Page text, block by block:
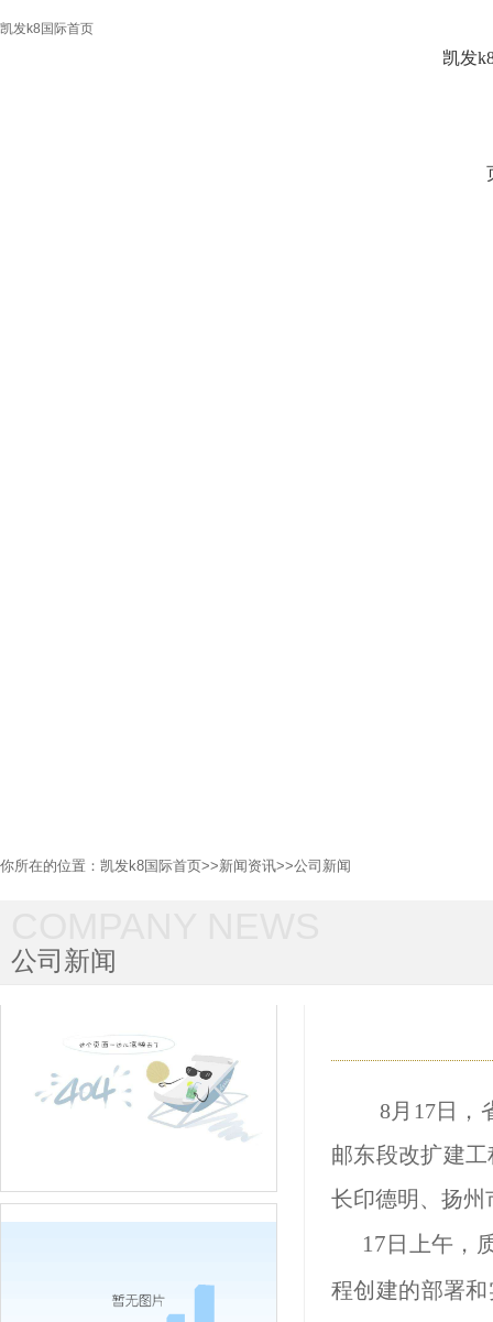
凯发k8国际首页
凯发
你所在的位置： 凯发k8国际首页>>新闻资讯>>公司新闻
公司新闻
8月17日，
邮东段改扩建工
长印德明、扬州
17 日上午，
程创建的部署